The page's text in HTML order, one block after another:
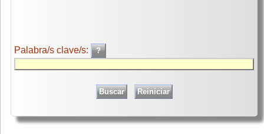
Palabra/s clave/s: